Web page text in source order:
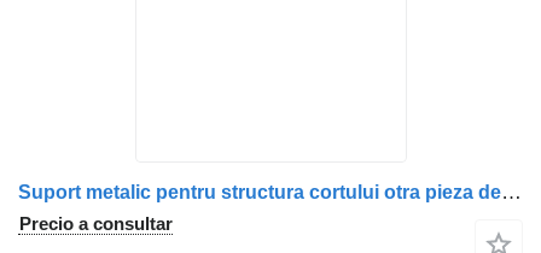
Suport metalic pentru structura cortului otra pieza de carrocería para Krone remolque
Precio a consultar